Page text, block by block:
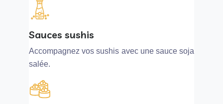
Sauces sushis
Accompagnez vos sushis avec une sauce soja
salée.